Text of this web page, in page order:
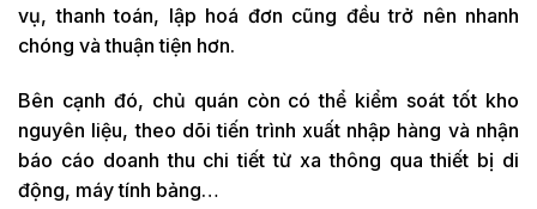
vụ, thanh toán, lập hoá đơn cũng đều trở nên nhanh
chóng và thuận tiện hơn.
Bên cạnh đó, chủ quán còn có thể kiểm soát tốt kho
nguyên liệu, theo dõi tiến trình xuất nhập hàng và nhận
báo cáo doanh thu chi tiết từ xa thông qua thiết bị di
động, máy tính bảng…